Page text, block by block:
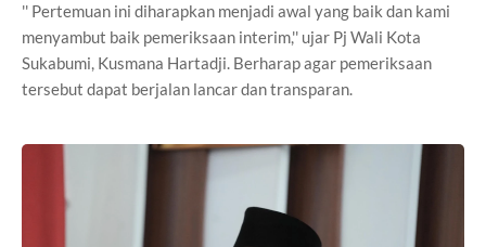
'' Pertemuan ini diharapkan menjadi awal yang baik dan kami
menyambut baik pemeriksaan interim,'' ujar Pj Wali Kota
Sukabumi, Kusmana Hartadji. Berharap agar pemeriksaan
tersebut dapat berjalan lancar dan transparan.